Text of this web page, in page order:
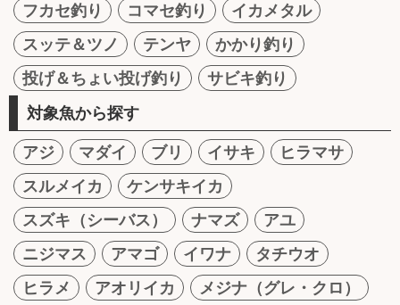
フカセ釣り
コマセ釣り
イカメタル
スッテ＆ツノ
テンヤ
かかり釣り
投げ＆ちょい投げ釣り
サビキ釣り
対象魚から探す
アジ マダイ ブリ イサキ
ヒラマサ
スルメイカ
ケンサキイカ
スズキ（シーバス）
ナマズ
アユ
ニジマス
アマゴ イワナ
タチウオ
ヒラメ
アオリイカ
メジナ（グレ・クロ）